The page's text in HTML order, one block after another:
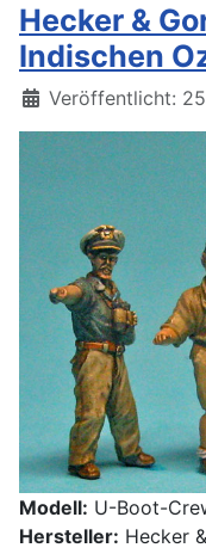
Hecker &
Indischen
Details
Veröffentlicht:
Modell: U-Boot-
Hersteller: Hecker